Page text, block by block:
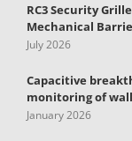
RC3 Security
Mechanical
July 2026
Capacitive
monitoring of
January 2026